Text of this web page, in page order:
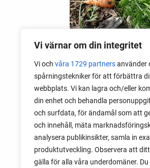
Vi värnar om din integritet
Vi och våra 1729 partnersanvänder
spårningstekniker för att förbättra
webbplats. Vi kan lagra och/eller
din enhet och behandla
och surfdata, för ändamål som att
och innehåll, mäta
analysera publikinsikter, samla in
produktutveckling. Observera att
gälla för alla våra underdomäner.
09 mai 2020
Brannskader
Noen grønnsaker
forårsake en type
matlagingen, men
siden måtte vi dra
barna da de